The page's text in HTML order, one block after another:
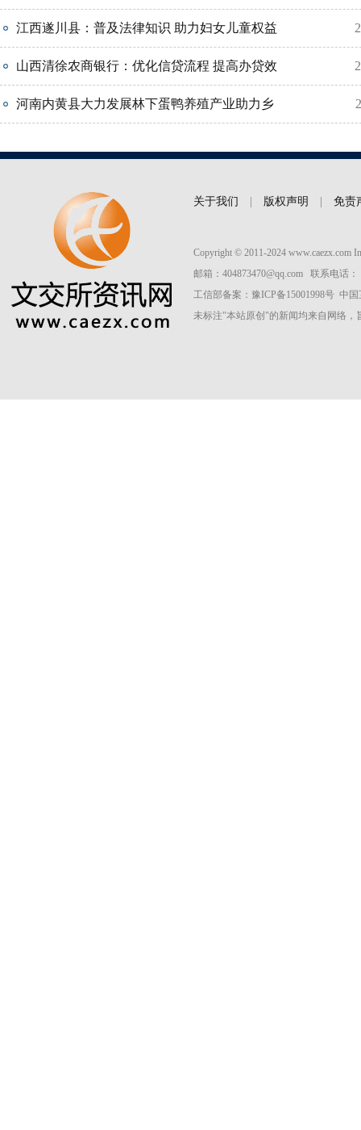
江西遂川县：普及法律知识 助力妇女儿童权益
山西清徐农商银行：优化信贷流程 提高办贷效
河南内黄县大力发展林下蛋鸭养殖产业助力乡
关于我们 版权声明 免责
Copyright © 2011-2024 www.caezx.com
邮箱：404873470@qq.com 联系电话
工信部备案： 豫ICP备15001998号 中国
未标注"本站原创"的新闻均来自网络